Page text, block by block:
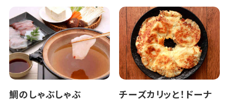
鯛のしゃぶしゃぶ
チーズカリッと！ドーナ